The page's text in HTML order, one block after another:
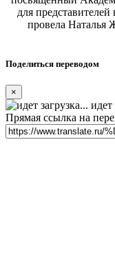
для
провела Наталья
Поделиться переводом
×
идет
Прямая ссылка на